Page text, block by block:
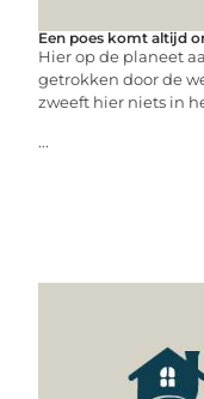
Een poes komt altijd
Hier op de planeet
getrokken door de
zweeft hier niets in
...